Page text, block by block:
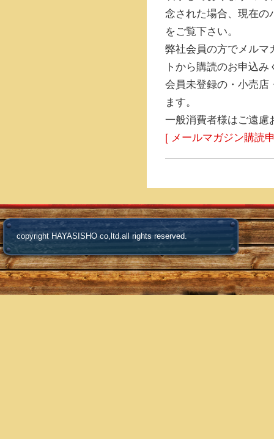
念された場合、現在の
をご覧下さい。
弊社会員の方でメルマ
トから購読のお申込み
会員未登録の・小売店
ます。
一般消費者様はご遠慮
[ メールマガジン購読
copyright HAYASISHO co,ltd.all rights reserved.